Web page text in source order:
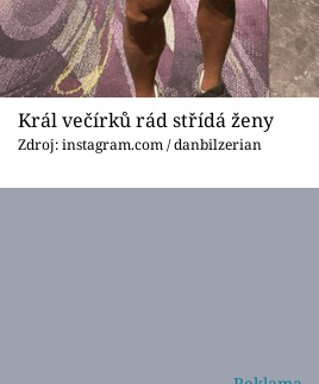
Král večírků rád střídá ženy
Zdroj: instagram.com / danbilzerian